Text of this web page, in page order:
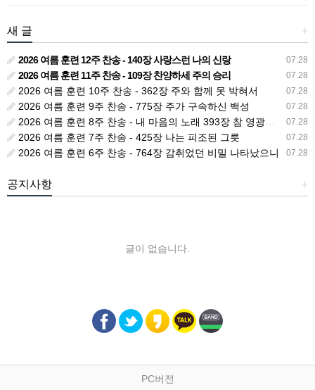
+
새 글
07.28
2026 여름 훈련 12주 찬송 - 140장 사랑스런 나의 신랑
07.28
2026 여름 훈련 11주 찬송 - 109장 찬양하세 주의 승리
07.28
2026 여름 훈련 10주 찬송 - 362장 주와 함께 못 박혀서
07.28
2026 여름 훈련 9주 찬송 - 775장 주가 구속하신 백성
07.28
2026 여름 훈련 8주 찬송 - 내 마음의 노래 393장 참 영광스런 우리 왕
07.28
2026 여름 훈련 7주 찬송 - 425장 나는 피조된 그릇
07.28
2026 여름 훈련 6주 찬송 - 764장 감취었던 비밀 나타났으니
+
공지사항
글이 없습니다.
PC버전